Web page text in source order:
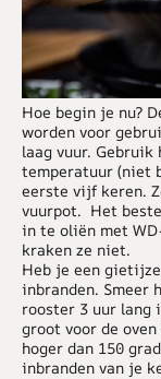
Hoe begin je nu?
worden voor
laag vuur. Gebruik
temperatuur (niet
eerste vijf keren.
vuurpot. Het
in te oliën met
kraken ze niet.
Heb je een
inbranden. Smeer
rooster 3 uur lang
groot voor de
hoger dan 150
inbranden van je